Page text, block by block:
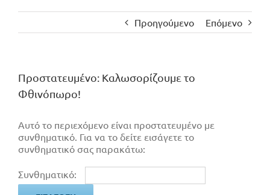
Προηγούμενο Επόμενο
Πρoστατευμένο: Καλωσορίζουμε το
Φθινόπωρο!
Αυτό το περιεχόμενο είναι προστατευμένο με
συνθηματικό. Για να το δείτε εισάγετε το
συνθηματικό σας παρακάτω:
Συνθηματικό: